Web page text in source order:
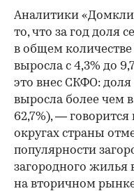
Аналитики
то, что за год доля
в общем
выросла с 4,3% до
это внес СКФО: доля
выросла более чем в
62,7%), —
округах страны
популярности
загородного жилья
на вторичном